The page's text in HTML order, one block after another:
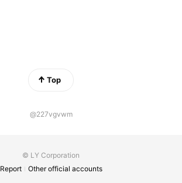
Top
@227vgvwm
© LY Corporation
Report
Other official accounts